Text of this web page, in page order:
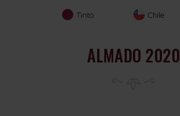
Tinto Chile
ALMADO 2020